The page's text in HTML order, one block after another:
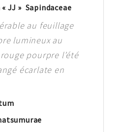
JJ » Sapindaceae
au feuillage
lumineux au
pourpre l’été
écarlate en